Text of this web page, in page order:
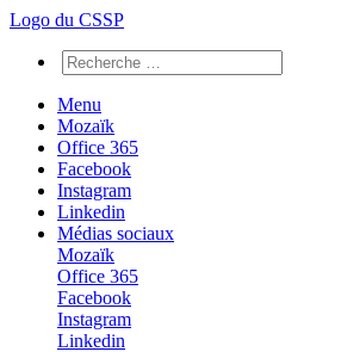
Logo du CSSP
Menu
Mozaïk
Office 365
Facebook
Instagram
Linkedin
Médias sociaux
Mozaïk
Office 365
Facebook
Instagram
Linkedin